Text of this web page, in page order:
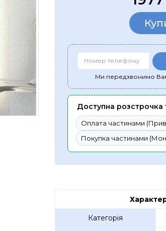
Ми передзвонимо
Доступна розстрочка
Оплата частинами
Покупка частинами
Категорія